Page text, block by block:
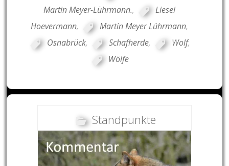
Martin Meyer-Lührmann.,
Liesel
Hoevermann, Martin Meyer Lührmann,
Osnabrück, Schafherde, Wolf,
Wölfe
Standpunkte